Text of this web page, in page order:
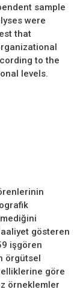
sample
were
that
to the
levels.
gösteren
işgören
örgütsel
göre
örneklemler